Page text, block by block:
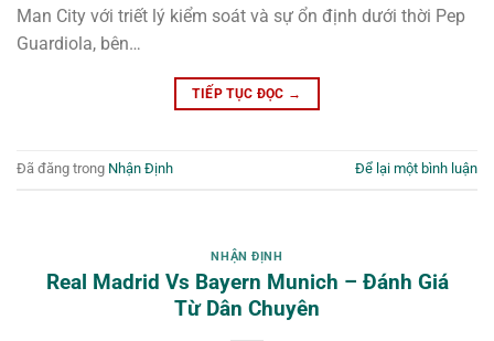
Man City với triết lý kiểm soát và sự ổn định dưới thời Pep
Guardiola, bên…
TIẾP TỤC ĐỌC →
Đã đăng trong Nhận Định Để lại một bình luận
NHẬN ĐỊNH
Real Madrid Vs Bayern Munich – Đánh Giá
Từ Dân Chuyên